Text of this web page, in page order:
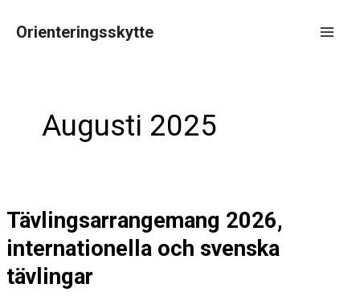
innehållOrienteringsskytte
Augusti 2025
Tävlingsarrangemang 2026,
internationella och svenska
tävlingar